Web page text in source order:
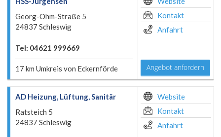
Georg-Ohm-Straße 5
24837 Schleswig
Tel: 04621 999669
17 km Umkreis von Eckernförde
Kontakt
Anfahrt
Angebot anfordern
AD Heizung, Lüftung, Sanitär
Ratsteich 5
24837 Schleswig
Website
Kontakt
Anfahrt